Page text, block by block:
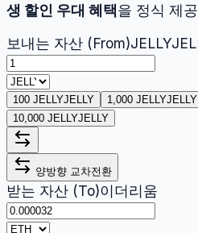
생 할인 우대 혜택을 정식 제
보내는 자산 (From)
100 JELLYJELLY 1,000 JELLYJELLY
10,000 JELLYJELLY
양방향 교차전환
받는 자산 (To)이더리움